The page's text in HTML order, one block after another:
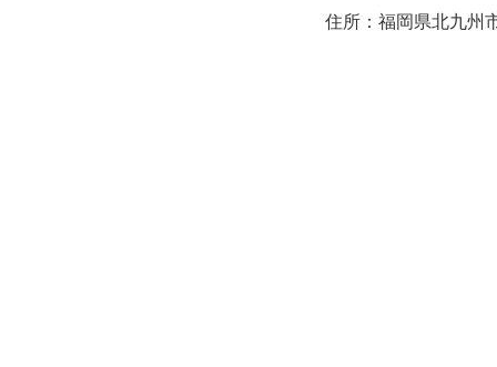
住所：福岡県北九州